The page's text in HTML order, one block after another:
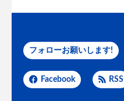
フォローお願いします!
Facebook RSS